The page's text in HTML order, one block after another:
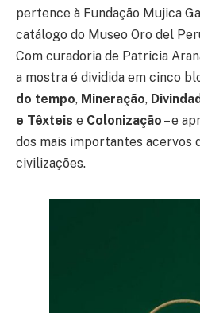
pertence à Fundação Mujica
catálogo do Museo Oro del
Com curadoria de Patricia
a mostra é dividida em cinco
do tempo, Mineração,
e Têxteis e Colonização – e
dos mais importantes acervos
civilizações.